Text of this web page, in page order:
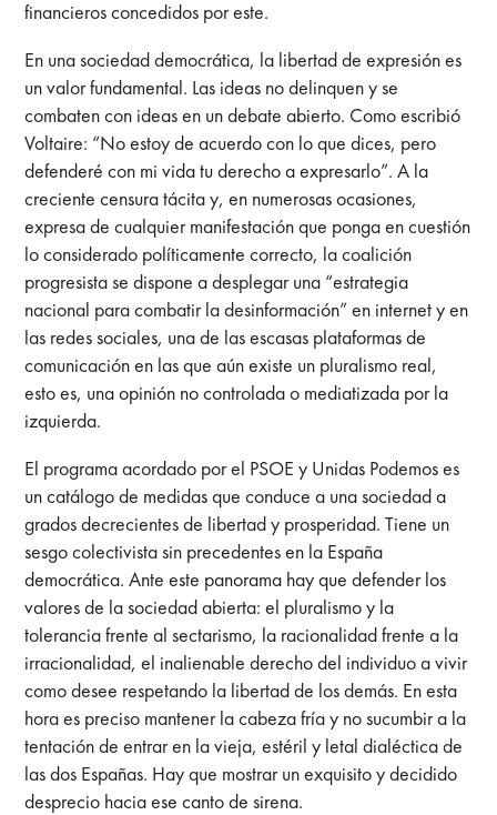
financieros concedidos por este.
En una sociedad democrática, la libertad de expresión es
un valor fundamental. Las ideas no delinquen y se
combaten con ideas en un debate abierto. Como escribió
Voltaire: “No estoy de acuerdo con lo que dices, pero
defenderé con mi vida tu derecho a expresarlo”. A la
creciente censura tácita y, en numerosas ocasiones,
expresa de cualquier manifestación que ponga en cuestión
lo considerado políticamente correcto, la coalición
progresista se dispone a desplegar una “estrategia
nacional para combatir la desinformación” en internet y en
las redes sociales, una de las escasas plataformas de
comunicación en las que aún existe un pluralismo real,
esto es, una opinión no controlada o mediatizada por la
izquierda.
El programa acordado por el PSOE y Unidas Podemos es
un catálogo de medidas que conduce a una sociedad a
grados decrecientes de libertad y prosperidad. Tiene un
sesgo colectivista sin precedentes en la España
democrática. Ante este panorama hay que defender los
valores de la sociedad abierta: el pluralismo y la
tolerancia frente al sectarismo, la racionalidad frente a la
irracionalidad, el inalienable derecho del individuo a vivir
como desee respetando la libertad de los demás. En esta
hora es preciso mantener la cabeza fría y no sucumbir a la
tentación de entrar en la vieja, estéril y letal dialéctica de
las dos Españas. Hay que mostrar un exquisito y decidido
desprecio hacia ese canto de sirena.